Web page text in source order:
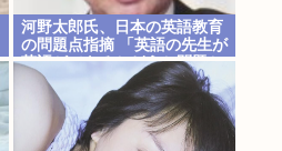
河野太郎氏、日本の英語教育
の問題点指摘 「英語の先生が
英語ができるかどうか問題と
いうのがあって」